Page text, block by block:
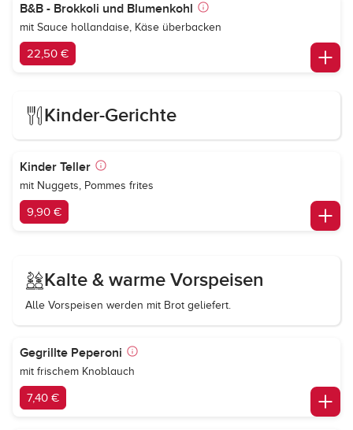
B&B - Brokkoli und Blumenkohl
mit Sauce hollandaise, Käse überbacken
22,50 €
Kinder-Gerichte
Kinder Teller
mit Nuggets, Pommes frites
9,90 €
Kalte & warme Vorspeisen
Alle Vorspeisen werden mit Brot geliefert.
Gegrillte Peperoni
mit frischem Knoblauch
7,40 €